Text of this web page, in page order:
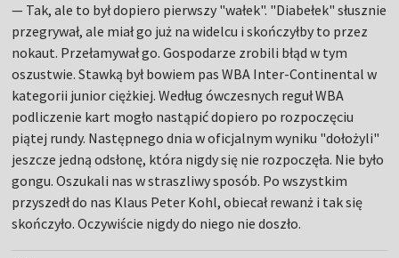
— Tak, ale to był dopiero pierwszy "wałek". "Diabełek" słusznie
przegrywał, ale miał go już na widelcu i skończyłby to przez
nokaut. Przełamywał go. Gospodarze zrobili błąd w tym
oszustwie. Stawką był bowiem pas WBA Inter-Continental w
kategorii junior ciężkiej. Według ówczesnych reguł WBA
podliczenie kart mogło nastąpić dopiero po rozpoczęciu
piątej rundy. Następnego dnia w oficjalnym wyniku "dołożyli"
jeszcze jedną odsłonę, która nigdy się nie rozpoczęła. Nie było
gongu. Oszukali nas w straszliwy sposób. Po wszystkim
przyszedł do nas Klaus Peter Kohl, obiecał rewanż i tak się
skończyło. Oczywiście nigdy do niego nie doszło.